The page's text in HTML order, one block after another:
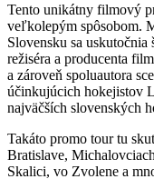
Tento unikátny filmový
veľkolepým spôsobom.
Slovensku sa
režiséra a producenta
a zároveň spoluautora
účinkujúcich hokejistov
najväčších slovenských
Takáto promo tour tu
Bratislave,
Skalici, vo Zvolene a